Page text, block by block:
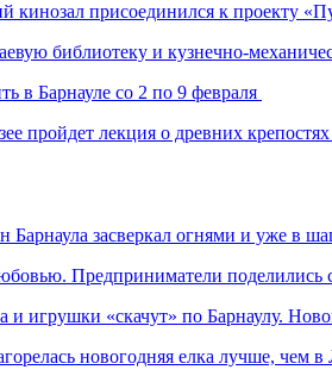
кинозал присоединился к проекту
библиотеку и кузнечно-
в Барнауле со 2 по 9 февраля
пройдет лекция о древних
Барнаула засверкал огнями и уже в
Предприниматели поделились
игрушки «скачут» по Барнаулу.
новогодняя елка лучше, чем